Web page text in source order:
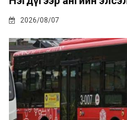
2026/08/07